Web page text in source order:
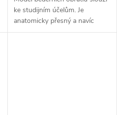
ke studijním účelům. Je
anatomicky přesný a navíc
flexibilní, takže manipulace s